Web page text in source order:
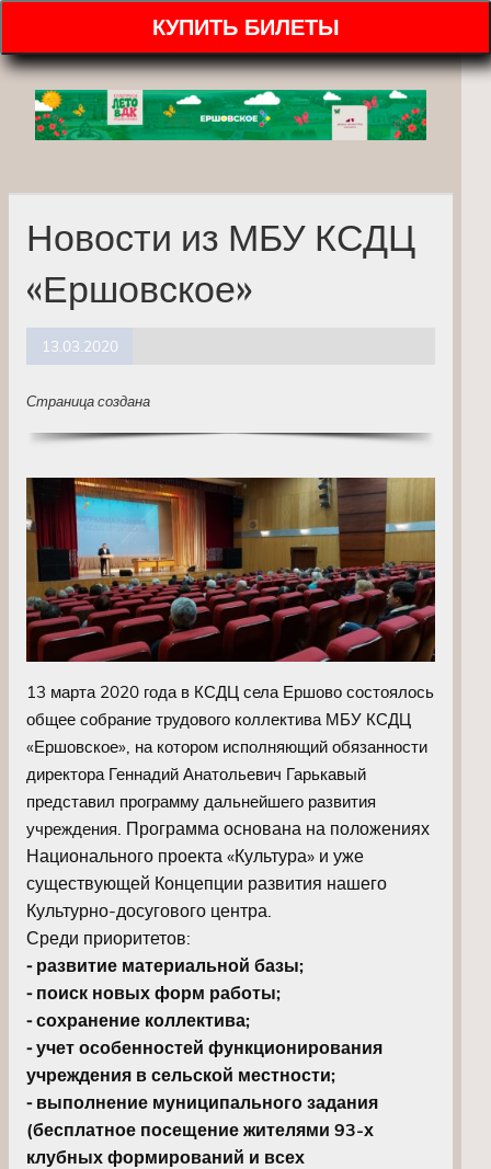
КУПИТЬ БИЛЕТЫ
Новости из МБУ КСДЦ
«Ершовское»
13.03.2020
Страница создана
13 марта 2020 года в КСДЦ села Ершово состоялось
общее собрание трудового коллектива МБУ КСДЦ
«Ершовское», на котором исполняющий обязанности
директора Геннадий Анатольевич Гарькавый
представил программу дальнейшего развития
учреждения . Программа основана на положениях
Национального проекта «Культура» и уже
существующей Концепции развития нашего
Культурно-досугового центра.
Среди приоритетов:
⁃ развитие материальной базы;
⁃ поиск новых форм работы;
⁃ сохранение коллектива;
⁃ учет особенностей функционирования
учреждения в сельской местности;
⁃ выполнение муниципального задания
(бесплатное посещение жителями 93-х
клубных формирований и всех